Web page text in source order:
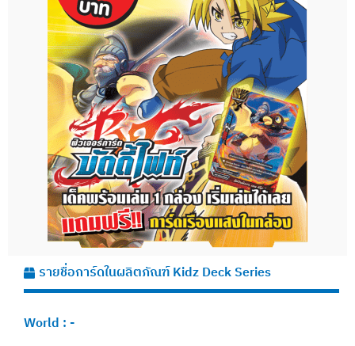
รายชื่อการ์ดในผลิตภัณฑ์ Kidz Deck Series
World : -